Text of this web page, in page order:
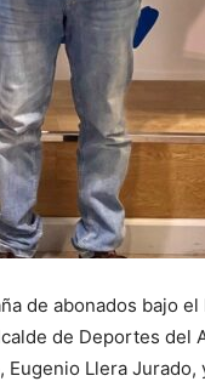
de abonados bajo el
de Deportes del
Llera Jurado,